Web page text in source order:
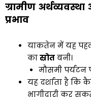
ग्रामीण अर्थव्यवस्था
प्रभाव
याकतेन में यह
का स्रोतबनी।
मौसमी पर्यटन
यह दर्शाता है कि
भागीदारी कर